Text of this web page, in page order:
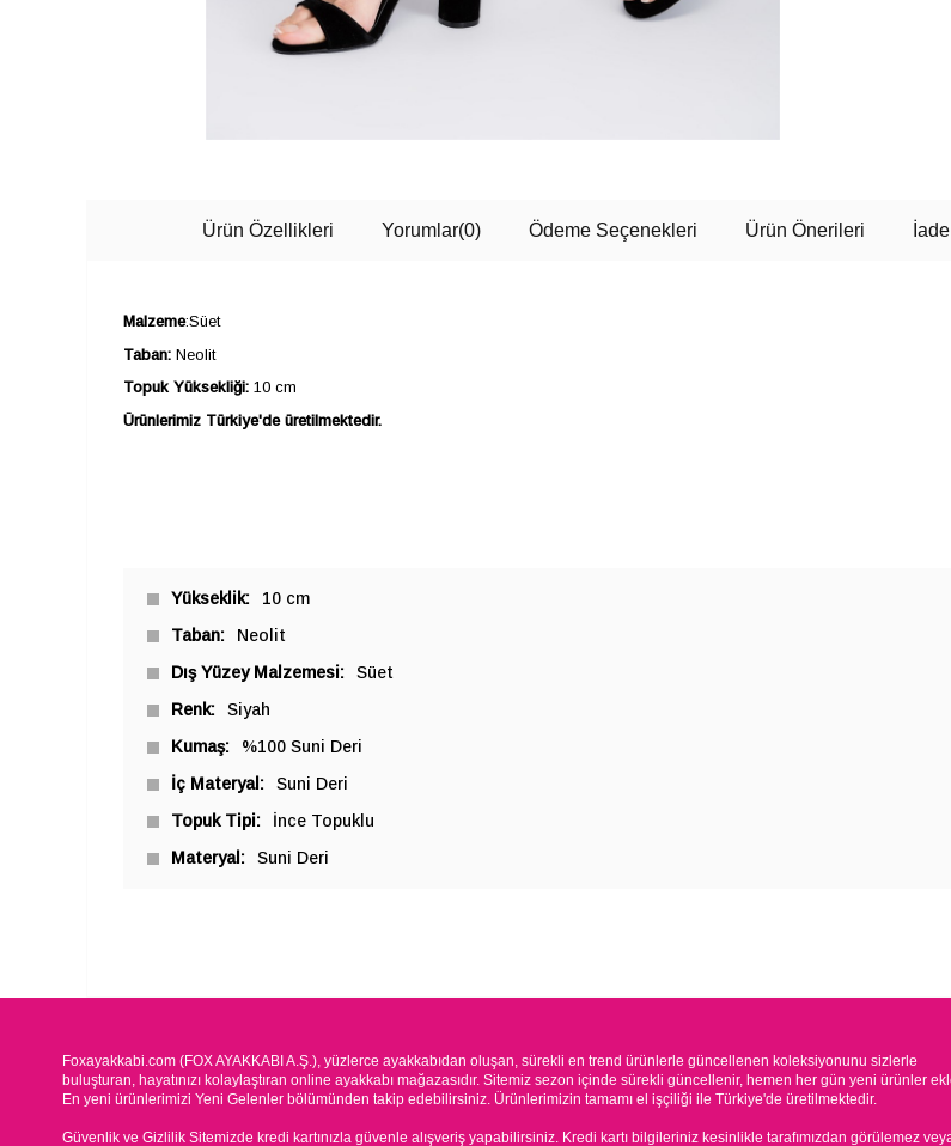
Ürün Özellikleri Yorumlar(0) Ödeme Seçenekleri Ürün Önerileri
Malzeme:Süet
Taban: Neolit
Topuk Yüksekliği: 10 cm
Ürünlerimiz Türkiye'de üretilmektedir.
Yükseklik
10 cm
Taban
Neolit
Dış Yüzey Malzemesi
Süet
Renk
Siyah
Kumaş
%100 Suni Deri
İç Materyal
Suni Deri
Topuk Tipi
İnce Topuklu
Materyal
Suni Deri
Foxayakkabi.com (FOX AYAKKABI A.Ş.), yüzlerce ayakkabıdan oluşan, sürekli en trend ürünlerle güncellenen koleksiyonunu sizlerle
buluşturan, hayatınızı kolaylaştıran online ayakkabı mağazasıdır. Sitemiz sezon içinde sürekli güncellenir, hemen her gün yeni ürünler
En yeni ürünlerimizi Yeni Gelenler bölümünden takip edebilirsiniz. Ürünlerimizin tamamı el işçiliği ile Türkiye'de üretilmektedir.
Güvenlik ve Gizlilik Sitemizde kredi kartınızla güvenle alışveriş yapabilirsiniz. Kredi kartı bilgileriniz kesinlikle tarafımızdan görülemez